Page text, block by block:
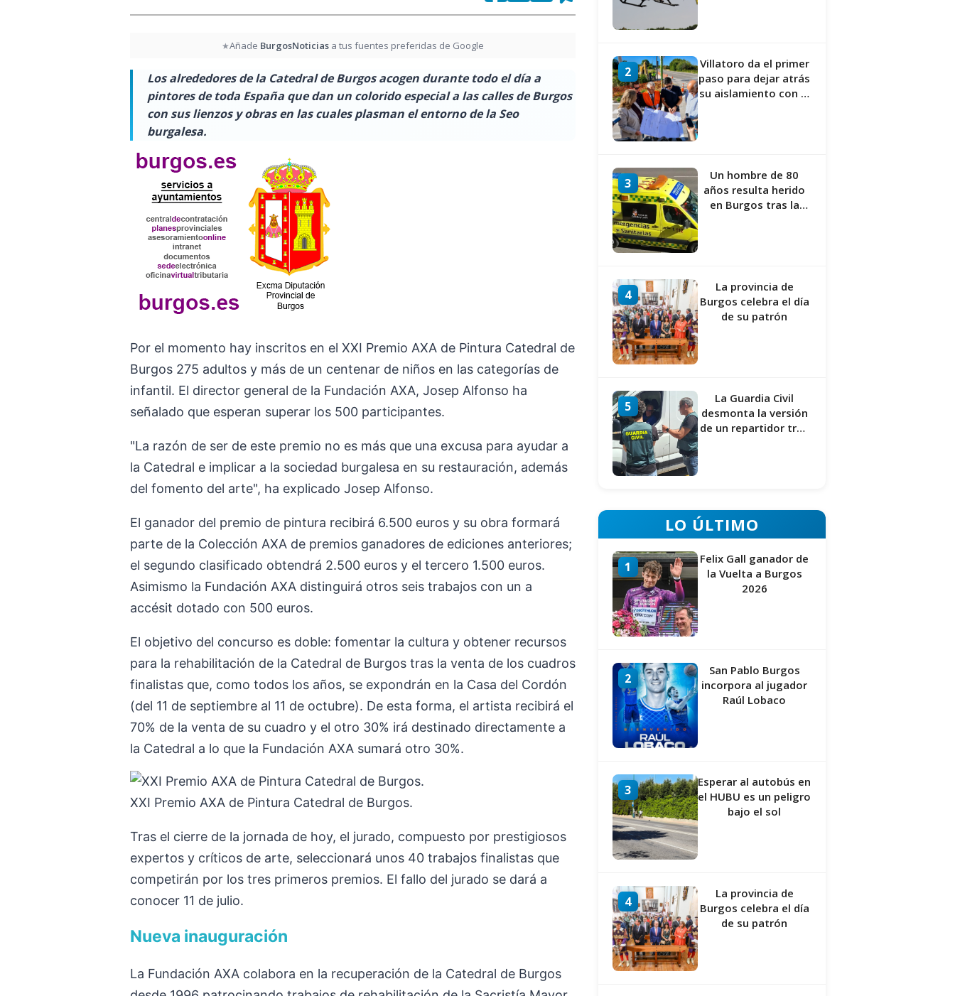
★Añade BurgosNoticiasa tus fuentes preferidas de Google
Los alrededores de la Catedral de Burgos acogen durante todo el día a
pintores de toda España que dan un colorido especial a las calles de Burgos
con sus lienzos y obras en las cuales plasman el entorno de la Seo
burgalesa.
Por el momento hay inscritos en el XXI Premio AXA de Pintura Catedral de
Burgos 275 adultos y más de un centenar de niños en las categorías de
infantil. El director general de la Fundación AXA, Josep Alfonso ha
señalado que esperan superar los 500 participantes.
"La razón de ser de este premio no es más que una excusa para ayudar a
la Catedral e implicar a la sociedad burgalesa en su restauración, además
del fomento del arte", ha explicado Josep Alfonso.
El ganador del premio de pintura recibirá 6.500 euros y su obra formará
parte de la Colección AXA de premios ganadores de ediciones anteriores;
el segundo clasificado obtendrá 2.500 euros y el tercero 1.500 euros.
Asimismo la Fundación AXA distinguirá otros seis trabajos con un a
accésit dotado con 500 euros.
El objetivo del concurso es doble: fomentar la cultura y obtener recursos
para la rehabilitación de la Catedral de Burgos tras la venta de los cuadros
finalistas que, como todos los años, se expondrán en la Casa del Cordón
(del 11 de septiembre al 11 de octubre). De esta forma, el artista recibirá el
70% de la venta de su cuadro y el otro 30% irá destinado directamente a
la Catedral a lo que la Fundación AXA sumará otro 30%.
XXI Premio AXA de Pintura Catedral de Burgos.
Tras el cierre de la jornada de hoy, el jurado, compuesto por prestigiosos
expertos y críticos de arte, seleccionará unos 40 trabajos finalistas que
competirán por los tres primeros premios. El fallo del jurado se dará a
conocer 11 de julio.
Nueva inauguración
La Fundación AXA colabora en la recuperación de la Catedral de Burgos
2
Villatoro da el primer
paso para dejar atrás
su aislamiento con el
3
Un hombre de 80
años resulta herido
en Burgos tras la
4
La provincia de
Burgos celebra el día
de su patrón
5
La Guardia Civil
desmonta la versión
de un repartidor tras
LO ÚLTIMO
1
Felix Gall ganador de
la Vuelta a Burgos
2026
2
San Pablo Burgos
incorpora al jugador
Raúl Lobaco
3
Esperar al autobús en
el HUBU es un peligro
bajo el sol
4
La provincia de
Burgos celebra el día
de su patrón